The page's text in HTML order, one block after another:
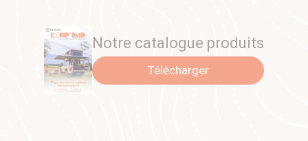
Notre catalogue produits
Télécharger